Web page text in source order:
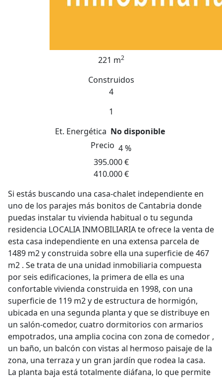
221 m2
Construidos
4
1
Et. Energética No disponible
Precio 4 %
395.000 €
410.000 €
Si estás buscando una casa-chalet independiente en
uno de los parajes más bonitos de Cantabria donde
puedas instalar tu vivienda habitual o tu segunda
residencia LOCALIA INMOBILIARIA te ofrece la venta de
esta casa independiente en una extensa parcela de
1489 m2 y construida sobre ella una superficie de 467
m2 . Se trata de una unidad inmobiliaria compuesta
por seis edificaciones, la primera de ella es una
confortable vivienda construida en 1998, con una
superficie de 119 m2 y de estructura de hormigón,
ubicada en una segunda planta y que se distribuye en
un salón-comedor, cuatro dormitorios con armarios
empotrados, una amplia cocina con zona de comedor ,
un baño, un balcón con vistas al hermoso paisaje de la
zona, una terraza y un gran jardín que rodea la casa.
La planta baja está totalmente diáfana, lo que permite